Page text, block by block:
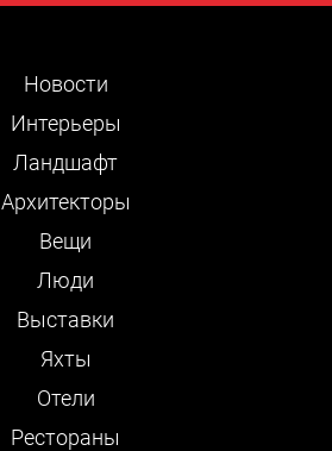
Новости
Интерьеры
Ландшафт
Архитекторы
Вещи
Люди
Выставки
Яхты
Отели
Рестораны